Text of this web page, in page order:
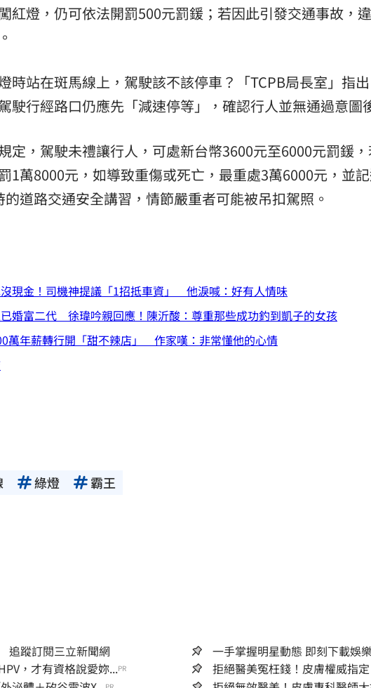
紅燈，仍可依法開罰500元罰鍰；若因此引發交通事故，
時站在斑馬線上，駕駛該不該停車？「TCPB局長室」指
駛行經路口仍應先「減速停等」，確認行人並無通過意圖
定，駕駛未禮讓行人，可處新台幣3600元至6000元罰鍰
1萬8000元，如導致重傷或死亡，最重處3萬6000元，並
的道路交通安全講習，情節嚴重者可能被吊扣駕照。
現金！司機神提議「1招抵車資」 他淚喊：好有人情味
婚富二代 徐瑋吟親回應！陳沂酸：尊重那些成功釣到凱子的女孩
萬年薪轉行開「甜不辣店」 作家嘆：非常懂他的心情
綠燈 霸王
蹤訂閱三立新聞網
一手掌握明星動態 即
，才有資格說愛妳...PR 拒絕醫美冤枉錢！皮膚權威指